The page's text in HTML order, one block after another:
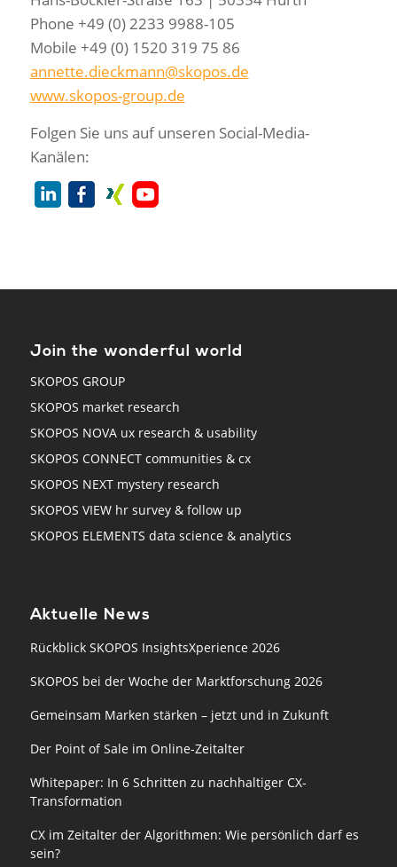
Phone +49 (0) 2233 9988-105
Mobile +49 (0) 1520 319 75 86
annette.dieckmann@skopos.de
www.skopos-group.de
Folgen Sie uns auf unseren Social-Media-
Kanälen:
Join the wonderful world
SKOPOS GROUP
SKOPOS market research
SKOPOS NOVA ux research & usability
SKOPOS CONNECT communities & cx
SKOPOS NEXT mystery research
SKOPOS VIEW hr survey & follow up
SKOPOS ELEMENTS data science & analytics
Aktuelle News
Rückblick SKOPOS InsightsXperience 2026
SKOPOS bei der Woche der Marktforschung 2026
Gemeinsam Marken stärken – jetzt und in Zukunft
Der Point of Sale im Online-Zeitalter
Whitepaper: In 6 Schritten zu nachhaltiger CX-
Transformation
CX im Zeitalter der Algorithmen: Wie persönlich darf es
sein?